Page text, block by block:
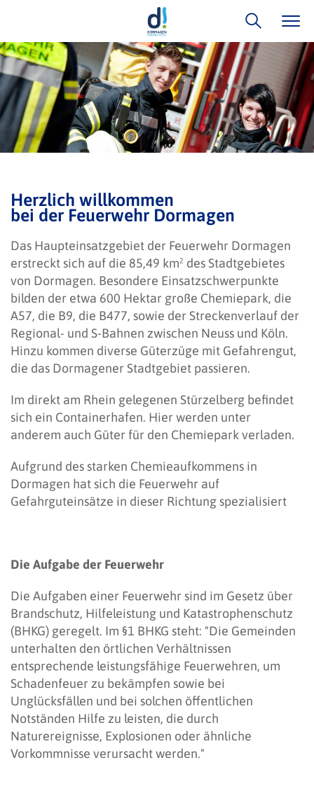
Herzlich willkommen
bei der Feuerwehr Dormagen
Das Haupteinsatzgebiet der Feuerwehr Dormagen
erstreckt sich auf die 85,49 km² des Stadtgebietes
von Dormagen. Besondere Einsatzschwerpunkte
bilden der etwa 600 Hektar große Chemiepark, die
A57, die B9, die B477, sowie der Streckenverlauf der
Regional- und S-Bahnen zwischen Neuss und Köln.
Hinzu kommen diverse Güterzüge mit Gefahrengut,
die das Dormagener Stadtgebiet passieren.
Im direkt am Rhein gelegenen Stürzelberg befindet
sich ein Containerhafen. Hier werden unter
anderem auch Güter für den Chemiepark verladen.
Aufgrund des starken Chemieaufkommens in
Dormagen hat sich die Feuerwehr auf
Gefahrguteinsätze in dieser Richtung spezialisiert
Die Aufgabe der Feuerwehr
Die Aufgaben einer Feuerwehr sind im Gesetz über
Brandschutz, Hilfeleistung und Katastrophenschutz
(BHKG) geregelt. Im §1 BHKG steht: "Die Gemeinden
unterhalten den örtlichen Verhältnissen
entsprechende leistungsfähige Feuerwehren, um
Schadenfeuer zu bekämpfen sowie bei
Unglücksfällen und bei solchen öffentlichen
Notständen Hilfe zu leisten, die durch
Naturereignisse, Explosionen oder ähnliche
Vorkommnisse verursacht werden."